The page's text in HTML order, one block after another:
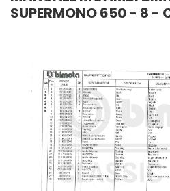
SUPERMONO 650 - 8 -